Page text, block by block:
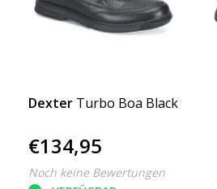
Dexter Turbo Boa Black
€134,95
Noch keine Bewertungen